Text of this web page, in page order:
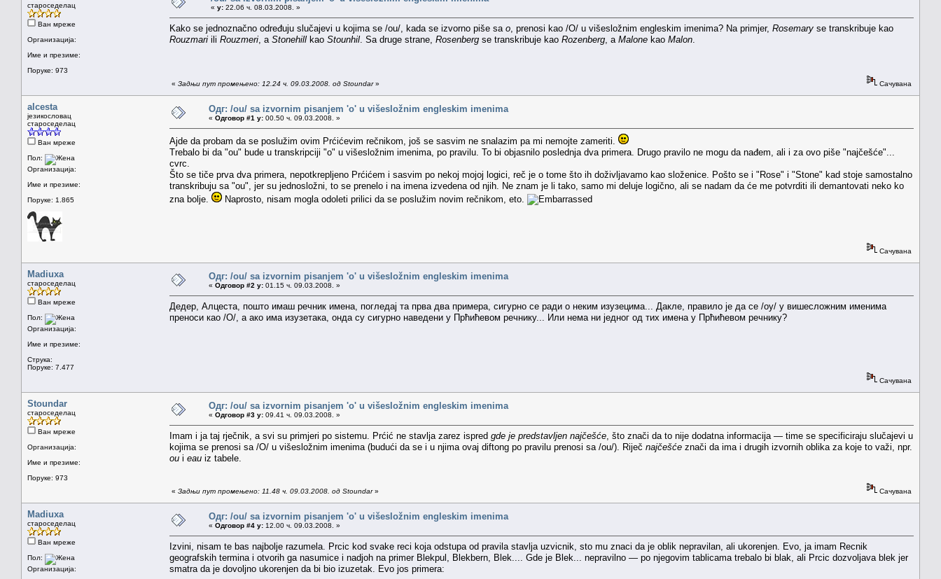
староседелац
Ван мреже
Организација:
Име и презиме:
Поруке: 973
« у: 22.06 ч. 08.03.2008. »
Kako se jednoznačno određuju slučajevi u kojima se /ou/, kada se izvorno piše sa o , prenosi kao /O/ u višesložnim engleskim imenima? Na primjer, Rosemary se transkribuje kao
Rouzmari ili Rouzmeri , a Stonehill kao Stounhil . Sa druge strane, Rosenberg se transkribuje kao Rozenberg , a Malone kao Malon
« Задњи пут промењено: 12.24 ч. 09.03.2008. од Stoundar» Сачувана
alcesta
језикословац
староседелац
Ван мреже
Пол:
Организација:
Име и презиме:
Поруке: 1.865
Одг: /ou/ sa izvornim pisanjem 'o' u višesložnim engleskim imenima
« Одговор #1 у: 00.50 ч. 09.03.2008. »
Ajde da probam da se poslužim ovim Prćićevim rečnikom, još se sasvim ne snalazim pa mi nemojte zameriti.
Trebalo bi da "ou" bude u transkripciji "o" u višesložnim imenima, po pravilu. To bi objasnilo poslednja dva primera. Drugo pravilo ne mogu da nađem, ali i za ovo piše "najčešće"...
cvrc.
Što se tiče prva dva primera, nepotkrepljeno Prćićem i sasvim po nekoj mojoj logici, reč je o tome što ih doživljavamo kao složenice. Pošto se i "Rose" i "Stone" kad stoje samostalno
transkribuju sa "ou", jer su jednosložni, to se prenelo i na imena izvedena od njih. Ne znam je li tako, samo mi deluje logično, ali se nadam da će me potvrditi ili demantovati neko ko
zna bolje.
Naprosto, nisam mogla odoleti prilici da se poslužim novim rečnikom, eto.
Сачувана
Madiuxa
староседелац
Ван мреже
Пол:
Организација:
Име и презиме:
Струка:
Поруке: 7.477
Одг: /ou/ sa izvornim pisanjem 'o' u višesložnim engleskim imenima
« Одговор #2 у: 01.15 ч. 09.03.2008. »
Дедер, Алцеста, пошто имаш речник имена, погледај та прва два примера, сигурно се ради о неким изузецима... Дакле, правило је да се /оу/ у вишесложним именима
преноси као /О/, а ако има изузетака, онда су сигурно наведени у Прћићевом речнику... Или нема ни једног од тих имена у Прћићевом речнику?
Сачувана
Stoundar
староседелац
Ван мреже
Организација:
Име и презиме:
Поруке: 973
Одг: /ou/ sa izvornim pisanjem 'o' u višesložnim engleskim imenima
« Одговор #3 у: 09.41 ч. 09.03.2008. »
Imam i ja taj rječnik, a svi su primjeri po sistemu. Prćić ne stavlja zarez ispred gde je predstavljen najčešće , što znači da to nije dodatna informacija — time se specificiraju slučajevi u
kojima se prenosi sa /O/ u višesložnim imenima (budući da se i u njima ovaj diftong po pravilu prenosi sa /ou/). Riječ najčešće znači da ima i drugih izvornih oblika za koje to važi, npr.
ou i eau iz tabele.
« Задњи пут промењено: 11.48 ч. 09.03.2008. од Stoundar» Сачувана
Madiuxa
староседелац
Ван мреже
Пол:
Организација:
Одг: /ou/ sa izvornim pisanjem 'o' u višesložnim engleskim imenima
« Одговор #4 у: 12.00 ч. 09.03.2008. »
Izvini, nisam te bas najbolje razumela. Prcic kod svake reci koja odstupa od pravila stavlja uzvicnik, sto mu znaci da je oblik nepravilan, ali ukorenjen. Evo, ja imam Recnik
geografskih termina i otvorih ga nasumice i nadjoh na primer Blekpul, Blekbern, Blek.... Gde je Blek... nepravilno — po njegovim tablicama trebalo bi blak, ali Prcic dozvoljava blek jer
smatra da je dovoljno ukorenjen da bi bio izuzetak. Evo jos primera: